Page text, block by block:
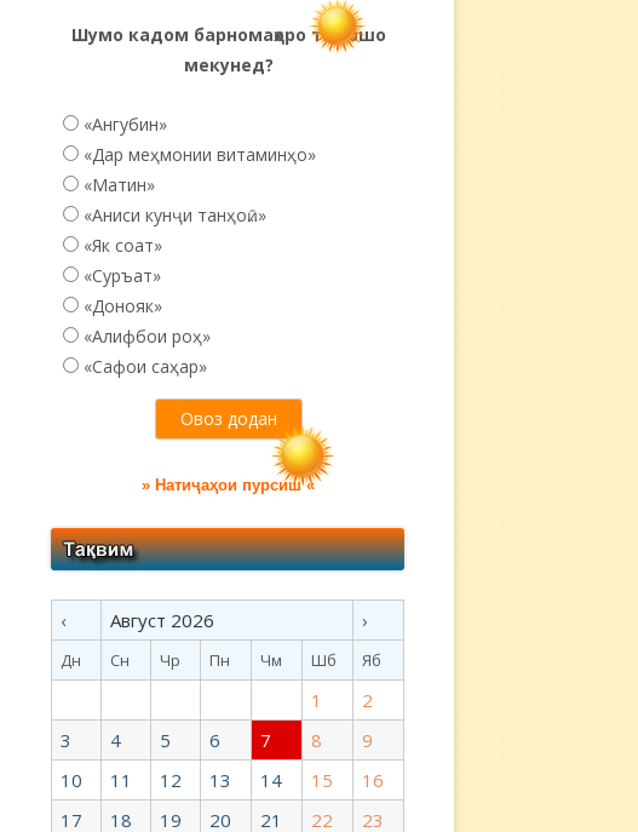
Шумо кадом барномаҳоро тамошо
мекунед?
«Ангубин»
«Дар меҳмонии витаминҳо»
«Матин»
«Аниси кунҷи танҳоӣ...»
«Як соат»
«Суръат»
«Донояк»
«Алифбои роҳ»
«Сафои саҳар»
» Натиҷаҳои пурсиш «
‹ Август 2026 ›
Дн Сн Чр Пн Чм Шб Яб
1
2
3
4 5 6 7 8
9
10
11 12 13 14 15
16
17
18 19 20 21 22
23